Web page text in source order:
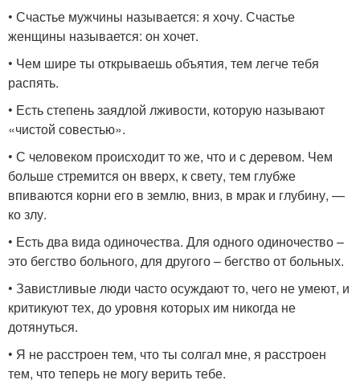
• Счастье мужчины называется: я хочу. Счастье
женщины называется: он хочет.
• Чем шире ты открываешь объятия, тем легче тебя
распять.
• Есть степень заядлой лживости, которую называют
«чистой совестью».
• С человеком происходит то же, что и с деревом. Чем
больше стремится он вверх, к свету, тем глубже
впиваются корни его в землю, вниз, в мрак и глубину, —
ко злу.
• Есть два вида одиночества. Для одного одиночество –
это бегство больного, для другого – бегство от больных.
• Завистливые люди часто осуждают то, чего не умеют, и
критикуют тех, до уровня которых им никогда не
дотянуться.
• Я не расстроен тем, что ты солгал мне, я расстроен
тем, что теперь не могу верить тебе.